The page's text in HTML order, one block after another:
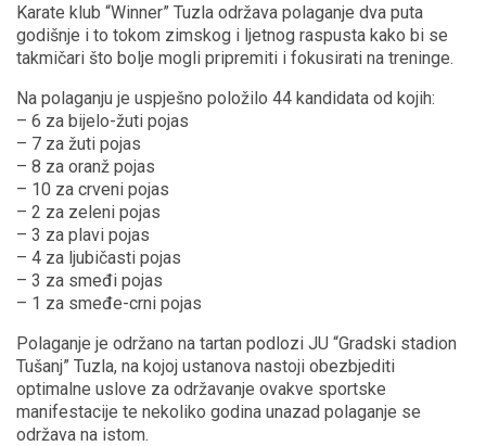
Karate klub “Winner” Tuzla održava polaganje dva puta
godišnje i to tokom zimskog i ljetnog raspusta kako bi se
takmičari što bolje mogli pripremiti i fokusirati na treninge.
Na polaganju je uspješno položilo 44 kandidata od kojih:
– 6 za bijelo-žuti pojas
– 7 za žuti pojas
– 8 za oranž pojas
– 10 za crveni pojas
– 2 za zeleni pojas
– 3 za plavi pojas
– 4 za ljubičasti pojas
– 3 za smeđi pojas
– 1 za smeđe-crni pojas
Polaganje je održano na tartan podlozi JU “Gradski stadion
Tušanj” Tuzla, na kojoj ustanova nastoji obezbjediti
optimalne uslove za održavanje ovakve sportske
manifestacije te nekoliko godina unazad polaganje se
održava na istom.